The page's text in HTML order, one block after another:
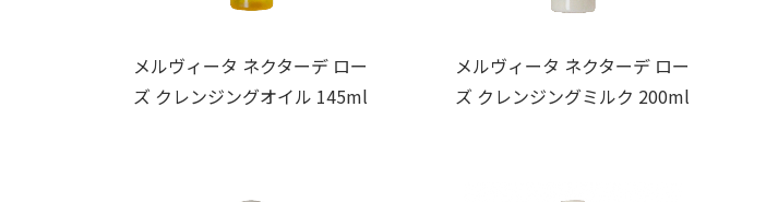
メルヴィータ ネクターデ ロー
ズ クレンジングオイル 145ml
メルヴィータ ネクターデ ロー
ズ クレンジングミルク 200ml